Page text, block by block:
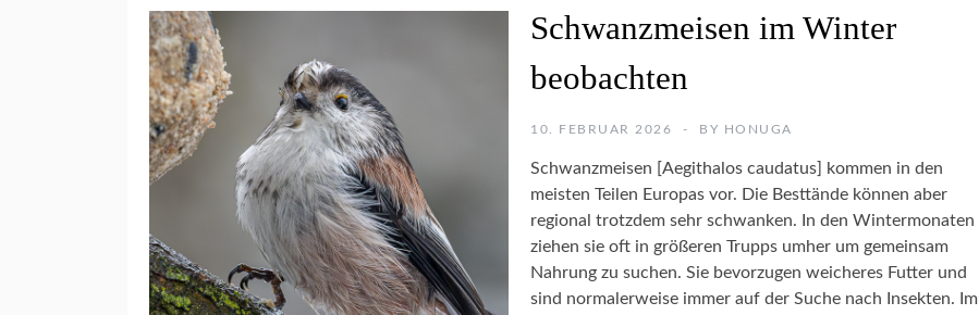
A
U
R
O
O
G
R
A
F
E
Schwanzmeisen im Winter
beobachten
10. FEBRUAR 2026 BY HONUGA
Schwanzmeisen [Aegithalos caudatus] kommen in den
meisten Teilen Europas vor. Die Besttände können aber
regional trotzdem sehr schwanken. In den Wintermonaten
ziehen sie oft in größeren Trupps umher um gemeinsam
Nahrung zu suchen. Sie bevorzugen weicheres Futter und
sind normalerweise immer auf der Suche nach Insekten. Im